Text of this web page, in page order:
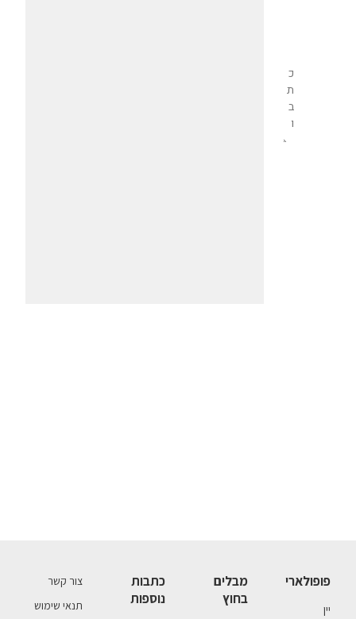
פופולארי
יין
מבלים
בחוץ
כתבות
נוספות
צור קשר
תנאי שימוש